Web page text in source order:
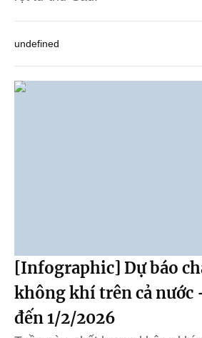
undefined
[Infographic] Dự báo
không khí trên cả nước
đến 1/2/2026